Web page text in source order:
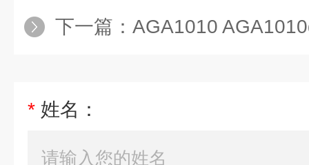
下一篇： AGA1010 AGA1010d制氧厂医用
* 姓名：